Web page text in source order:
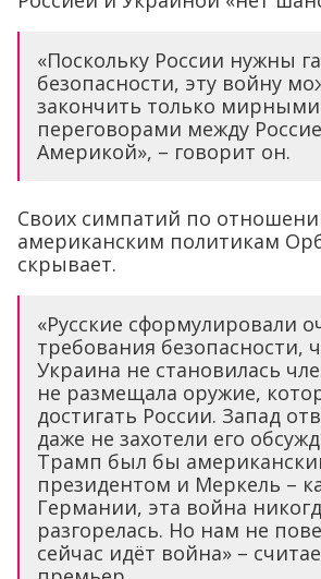
«Поскольку России нужны
безопасности, эту войну
закончить только мирными
переговорами между
Америкой», – говорит он.
Своих симпатий по
американским политикам
скрывает.
«Русские сформулировали
требования безопасности,
Украина не становилась
не размещала оружие,
достигать России. Запад
даже не захотели его
Трамп был бы
президентом и Меркель –
Германии, эта война
разгорелась. Но нам не
сейчас идёт война» –